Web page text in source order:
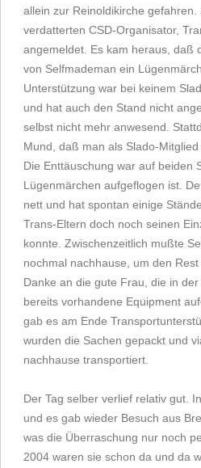
allein zur Reinoldikirche
verdatterten CSD-Organisator,
angemeldet. Es kam heraus, daß
von Selfmademan ein
Unterstützung war bei keinem
und hat auch den Stand nicht
selbst nicht mehr anwesend.
Mund, daß man als Slado-
Die Enttäuschung war auf beiden
Lügenmärchen aufgeflogen ist.
nett und hat spontan einige
Trans-Eltern doch noch seinen
konnte. Zwischenzeitlich mußte
nochmal nachhause, um den
Danke an die gute Frau, die in
bereits vorhandene Equipment
gab es am Ende
wurden die Sachen gepackt und
nachhause transportiert.
Der Tag selber verlief relativ gut.
und es gab wieder Besuch aus
was die Überraschung nur noch
2004 waren sie schon da und da